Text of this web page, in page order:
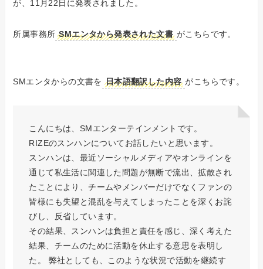
が、11月22日に発表されました。
所属事務所 SMエンタから発表された文書 がこちらです。
SMエンタからの文書を 日本語翻訳した内容 がこちらです。
こんにちは、SMエンターテインメントです。
RIZEのスンハンについてお話したいと思います。
スンハンは、最近ソーシャルメディアやオンラインを
通じて私生活に関連した問題が無断で流出、拡散され
たことにより、チームやメンバーだけでなくファンの
皆様にも失望と混乱を与えてしまったことを深くお詫
びし、反省しています。
その結果、スンハンは負担と責任を感じ、深く考えた
結果、チームのために活動を休止する意思を表明し
た。 弊社としても、このような状況で活動を継続す